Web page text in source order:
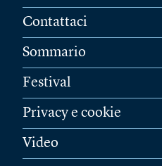
Contattaci
Sommario
Festival
Privacy e cookie
Video